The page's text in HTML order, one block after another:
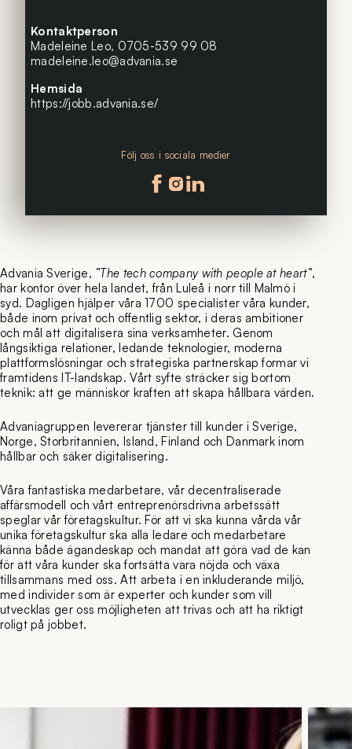
Advania Sverige, ”The tech company with people at heart”,
har kontor över hela landet, från Luleå i norr till Malmö i
syd. Dagligen hjälper våra 1700 specialister våra kunder,
både inom privat och offentlig sektor, i deras ambitioner
och mål att digitalisera sina verksamheter. Genom
långsiktiga relationer, ledande teknologier, moderna
plattformslösningar och strategiska partnerskap formar vi
framtidens IT-landskap. Vårt syfte sträcker sig bortom
teknik: att ge människor kraften att skapa hållbara värden.
Advaniagruppen levererar tjänster till kunder i Sverige,
Norge, Storbritannien, Island, Finland och Danmark inom
hållbar och säker digitalisering.
Våra fantastiska medarbetare, vår decentraliserade
affärsmodell och vårt entreprenörsdrivna arbetssätt
speglar vår företagskultur. För att vi ska kunna vårda vår
unika företagskultur ska alla ledare och medarbetare
känna både ägandeskap och mandat att göra vad de kan
för att våra kunder ska fortsätta vara nöjda och växa
tillsammans med oss. Att arbeta i en inkluderande miljö,
med individer som är experter och kunder som vill
utvecklas ger oss möjligheten att trivas och att ha riktigt
roligt på jobbet.
Kontaktperson
Madeleine Leo, 0705-539 99 08
madeleine.leo@advania.se
Hemsida
https://jobb.advania.se/
Följ oss i sociala medier
Följ oss på facebook
Följ oss på instagram
Följ oss på linkedin